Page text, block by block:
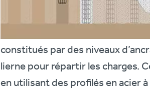
constitués par des niveaux
lierne pour répartir les charges.
en utilisant des profilés en acier